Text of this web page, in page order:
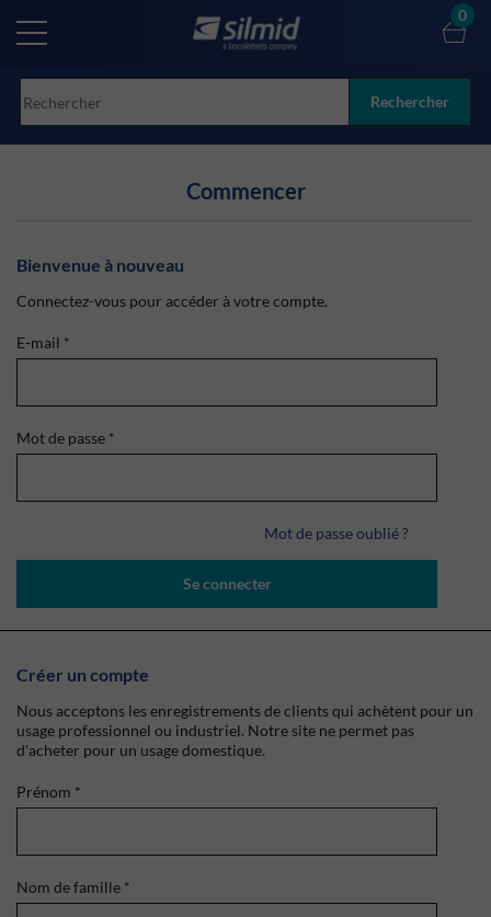
main
Rechercher
0
Commencer
Bienvenue à nouveau
Connectez-vous pour accéder à votre compte.
E-mail *
Mot de passe *
Mot de passe oublié ?
Se connecter
Créer un compte
Nous acceptons les enregistrements de clients qui achètent pour un
usage professionnel ou industriel. Notre site ne permet pas
d'acheter pour un usage domestique.
Prénom *
Nom de famille *